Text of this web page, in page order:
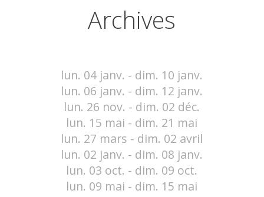
Archives
lun. 04 janv. - dim. 10 janv.
lun. 06 janv. - dim. 12 janv.
lun. 26 nov. - dim. 02 déc.
lun. 15 mai - dim. 21 mai
lun. 27 mars - dim. 02 avril
lun. 02 janv. - dim. 08 janv.
lun. 03 oct. - dim. 09 oct.
lun. 09 mai - dim. 15 mai